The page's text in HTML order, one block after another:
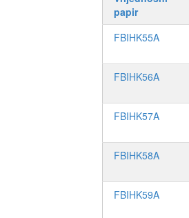
papir
FBIHK55A
FBIHK56A
FBIHK57A
FBIHK58A
FBIHK59A